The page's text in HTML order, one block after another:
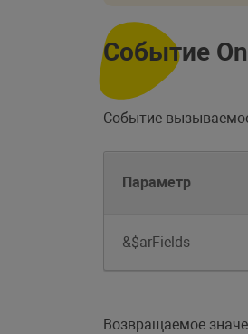
Событие
Событие
Параметр
&$arFields
Возвращаемое